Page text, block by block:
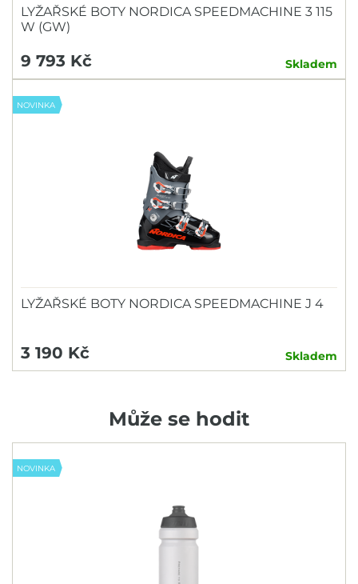
LYŽAŘSKÉ BOTY NORDICA SPEEDMACHINE 3 115
W (GW)
9 793 Kč Skladem
NOVINKA
LYŽAŘSKÉ BOTY NORDICA SPEEDMACHINE J 4
3 190 Kč Skladem
Může se hodit
NOVINKA